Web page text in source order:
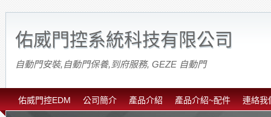
佑威門控系統科技有限公司
自動門安裝,自動門保養,到府服務, GEZE 自動門
佑威門控EDM 公司簡介 產品介紹 產品介紹~配件 連絡我